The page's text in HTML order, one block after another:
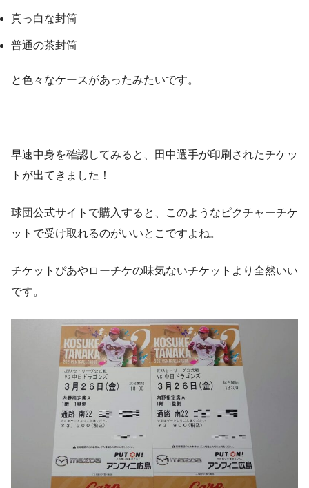
真っ白な封筒
普通の茶封筒
と色々なケースがあったみたいです。
早速中身を確認してみると、田中選手が印刷されたチケッ
トが出てきました！
球団公式サイトで購入すると、このようなピクチャーチケ
ットで受け取れるのがいいとこですよね。
チケットぴあやローチケの味気ないチケットより全然いい
です。